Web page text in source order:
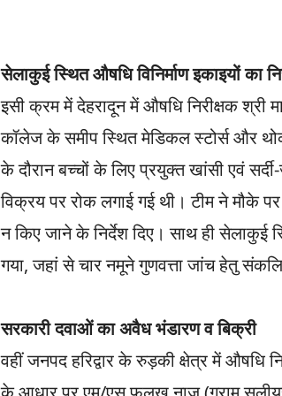
सेलाकुई स्थित औषधि विनिर्माण इकाइयों का
इसी क्रम में देहरादून में औषधि निरीक्षक श्री
कॉलेज के समीप स्थित मेडिकल स्टोर्स और
के दौरान बच्चों के लिए प्रयुक्त खांसी एवं
विक्रय पर रोक लगाई गई थी। टीम ने मौके
न किए जाने के निर्देश दिए। साथ ही सेलाकुई
गया, जहां से चार नमूने गुणवत्ता जांच हेतु
सरकारी दवाओं का अवैध भंडारण व बिक्री
वहीं जनपद हरिद्वार के रुड़की क्षेत्र में औषधि